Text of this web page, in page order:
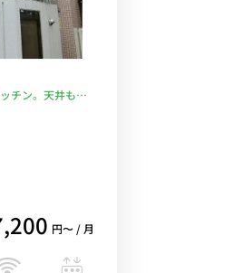
チン。天井も高
屋物件■選べる
円〜 / 月